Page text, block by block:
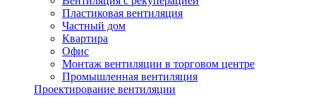
Пластиковая вентиляция
Частный дом
Квартира
Офис
Монтаж вентиляции в торговом центре
Промышленная вентиляция
Проектирование вентиляции